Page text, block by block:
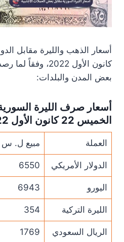
بعض المدن والبلدات:
أسعار صرف الليرة
الخميس 22 كانون الأول 2022
العملة مبيع ل. س
الدولار الأمريكي 6550
اليورو 6943
الليرة التركية 354
الريال السعودي 1769